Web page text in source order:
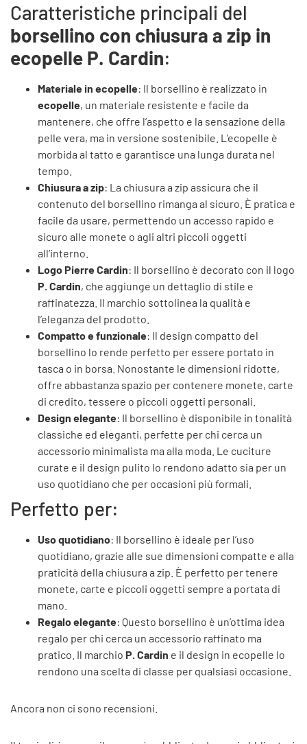
Caratteristiche principali del
borsellino con chiusura a zip in
ecopelle P. Cardin:
Materiale in ecopelle: Il borsellino è realizzato in
ecopelle, un materiale resistente e facile da
mantenere, che offre l’aspetto e la sensazione della
pelle vera, ma in versione sostenibile. L’ecopelle è
morbida al tatto e garantisce una lunga durata nel
tempo.
Chiusura a zip: La chiusura a zip assicura che il
contenuto del borsellino rimanga al sicuro. È pratica e
facile da usare, permettendo un accesso rapido e
sicuro alle monete o agli altri piccoli oggetti
all’interno.
Logo Pierre Cardin: Il borsellino è decorato con il logo
P. Cardin, che aggiunge un dettaglio di stile e
raffinatezza. Il marchio sottolinea la qualità e
l’eleganza del prodotto.
Compatto e funzionale: Il design compatto del
borsellino lo rende perfetto per essere portato in
tasca o in borsa. Nonostante le dimensioni ridotte,
offre abbastanza spazio per contenere monete, carte
di credito, tessere o piccoli oggetti personali.
Design elegante: Il borsellino è disponibile in tonalità
classiche ed eleganti, perfette per chi cerca un
accessorio minimalista ma alla moda. Le cuciture
curate e il design pulito lo rendono adatto sia per un
uso quotidiano che per occasioni più formali.
Perfetto per:
Uso quotidiano: Il borsellino è ideale per l’uso
quotidiano, grazie alle sue dimensioni compatte e alla
praticità della chiusura a zip. È perfetto per tenere
monete, carte e piccoli oggetti sempre a portata di
mano.
Regalo elegante: Questo borsellino è un’ottima idea
regalo per chi cerca un accessorio raffinato ma
pratico. Il marchio P. Cardin e il design in ecopelle lo
rendono una scelta di classe per qualsiasi occasione.
Ancora non ci sono recensioni.